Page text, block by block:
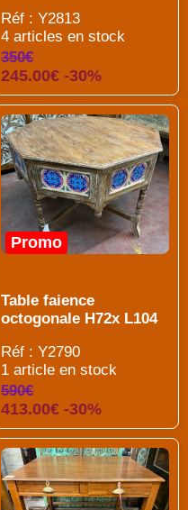
Réf : Y2813
4 articles en stock
350€
245.00€ -30%
Promo
Table faience
octogonale H72x L104
Réf : Y2790
1 article en stock
590€
413.00€ -30%